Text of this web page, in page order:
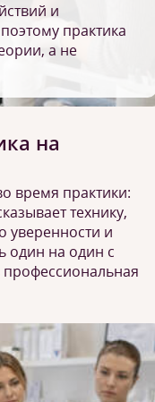
и
практика
а не
на
время практики:
технику,
уверенности и
один на один с